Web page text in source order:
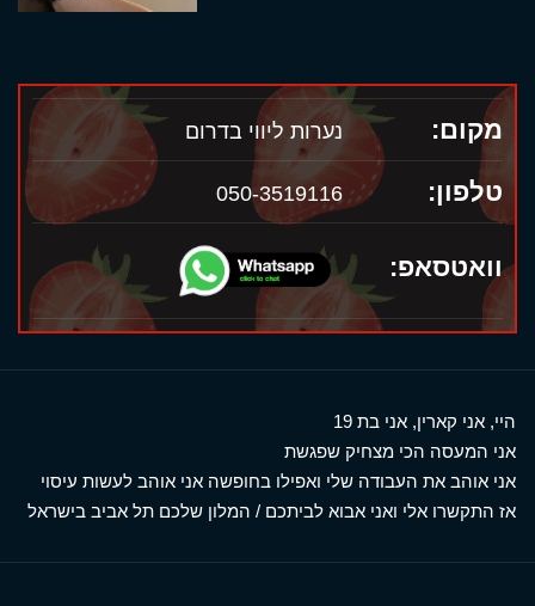
מקום: נערות ליווי בדרום
טלפון: 050-3519116
וואטסאפ:
היי, אני קארין, אני בת 19
אני המעסה הכי מצחיק שפגשת
אני אוהב את העבודה שלי ואפילו בחופשה אני אוהב לעשות עיסוי
אז התקשרו אלי ואני אבוא לביתכם / המלון שלכם תל אביב בישראל